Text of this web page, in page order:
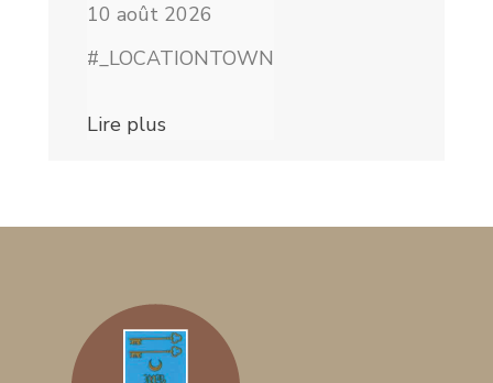
10 août 2026
#_LOCATIONTOWN
Lire plus